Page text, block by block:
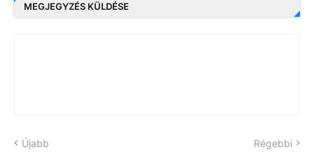
MEGJEGYZÉS KÜLDÉSE
Újabb Régebbi